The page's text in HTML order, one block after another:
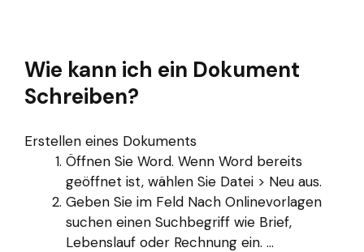
Wie kann ich ein Dokument
Schreiben?
Erstellen eines Dokuments
Öffnen Sie Word. Wenn Word bereits
geöffnet ist, wählen Sie Datei > Neu aus.
Geben Sie im Feld Nach Onlinevorlagen
suchen einen Suchbegriff wie Brief,
Lebenslauf oder Rechnung ein. ...